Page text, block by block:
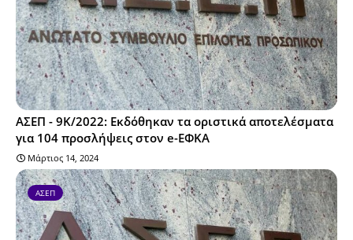
ΑΣΕΠ - 9Κ/2022: Εκδόθηκαν τα οριστικά αποτελέσματα
για 104 προσλήψεις στον e-ΕΦΚΑ
Μάρτιος 14, 2024
ΑΣΕΠ